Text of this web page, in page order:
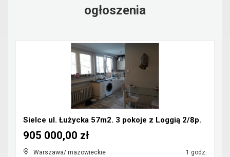
ogłoszenia
Sielce ul. Łużycka 57m2. 3 pokoje z Loggią 2/8p.
Warszawa/ mazowieckie 1 godz.
905 000,00 zł